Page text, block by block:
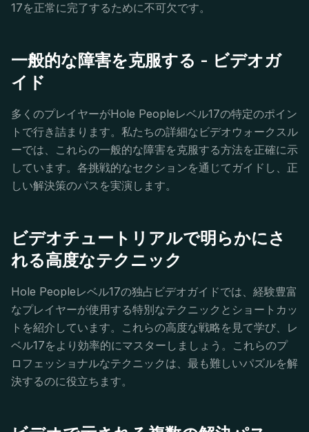
17を正常に完了するために不可欠です。
一般的な障害を克服する - ビデオガ
イド
多くのプレイヤーがHole Peopleレベル17の特定のポイン
トで行き詰まります。私たちの詳細なビデオウォークスル
ーでは、これらの一般的な障害を克服する方法を正確に示
しています。各挑戦的なセクションを通じてガイドし、正
しい解決策のパスを実演します。
ビデオチュートリアルで明らかにさ
れる高度なテクニック
Hole Peopleレベル17の独占ビデオガイドでは、経験豊富
なプレイヤーが使用する特別なテクニックとショートカッ
トを紹介しています。これらの高度な戦略を見て学び、レ
ベル17をより効率的にマスターしましょう。これらのプ
ロフェッショナルなテクニックは、最も難しいパズルを解
決するのに役立ちます。